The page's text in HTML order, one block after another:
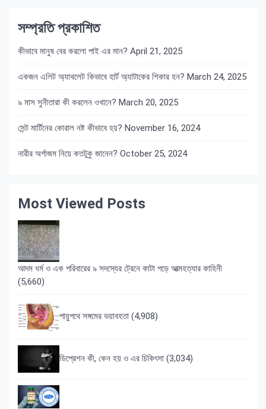
সম্প্রতি প্রকাশিত
কীভাবে মানুষ বের করলো পাই এর মান? April 21, 2025
একজন এলিট অ্যাথলেট কিভাবে হার্ট অ্যাটাকের শিকার হন? March 24, 2025
৯ মাস সুনীতারা কী করলেন ওখানে? March 20, 2025
সেন্ট মার্টিনের কোরাল নষ্ট কীভাবে হয়? November 16, 2024
নারীর অর্গাজম নিয়ে কতটুকু জানেন? October 25, 2024
Most Viewed Posts
আদম ধর্ম ও এক পরিবারের ৯ সদস্যের ট্রেনে কাটা পড়ে আত্মহত্যার কাহিনী
(5,660)
পায়ুপথে সঙ্গমের ভয়াবহতা (4,908)
ডিপ্রেশন কী, কেন হয় ও এর চিকিৎসা (3,034)